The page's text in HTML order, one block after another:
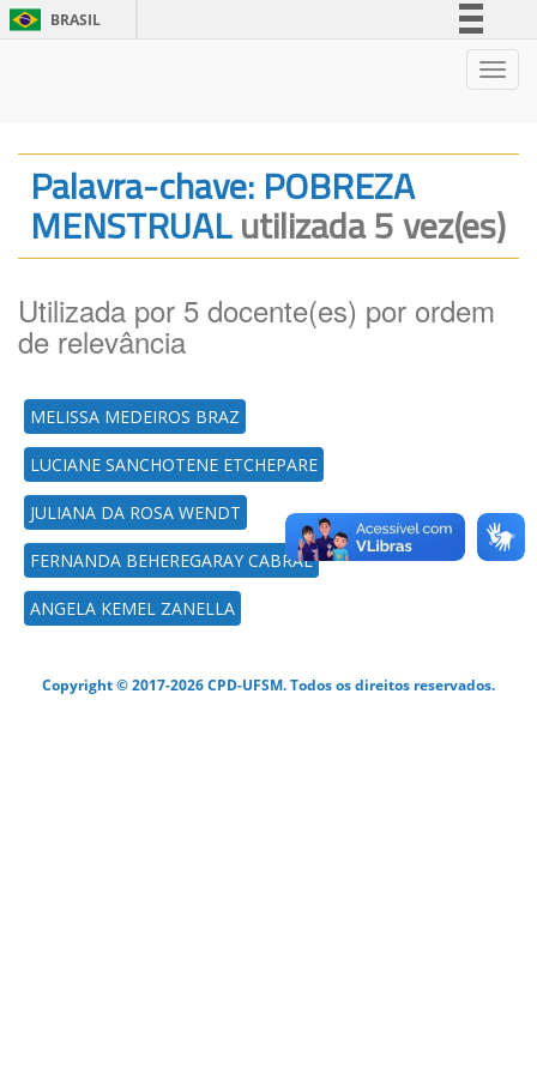
BRASIL
Legislação
Canais
Palavra-chave: POBREZA
MENSTRUALutilizada 5 vez(es)
Utilizada por 5 docente(es) por ordem
de relevância
MELISSA MEDEIROS BRAZ
LUCIANE SANCHOTENE ETCHEPARE
JULIANA DA ROSA WENDT
FERNANDA BEHEREGARAY CABRAL
ANGELA KEMEL ZANELLA
Copyright © 2017-2026 CPD-UFSM. Todos os direitos reservados.